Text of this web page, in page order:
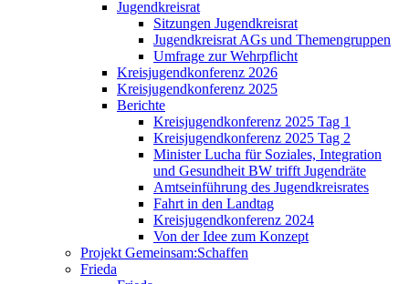
Jugendkreisrat
Sitzungen Jugendkreisrat
Jugendkreisrat AGs und Themengruppen
Umfrage zur Wehrpflicht
Kreisjugendkonferenz 2026
Kreisjugendkonferenz 2025
Berichte
Kreisjugendkonferenz 2025 Tag 1
Kreisjugendkonferenz 2025 Tag 2
Minister Lucha für Soziales, Integration
und Gesundheit BW trifft Jugendräte
Amtseinführung des Jugendkreisrates
Fahrt in den Landtag
Kreisjugendkonferenz 2024
Von der Idee zum Konzept
Projekt Gemeinsam:Schaffen
Frieda